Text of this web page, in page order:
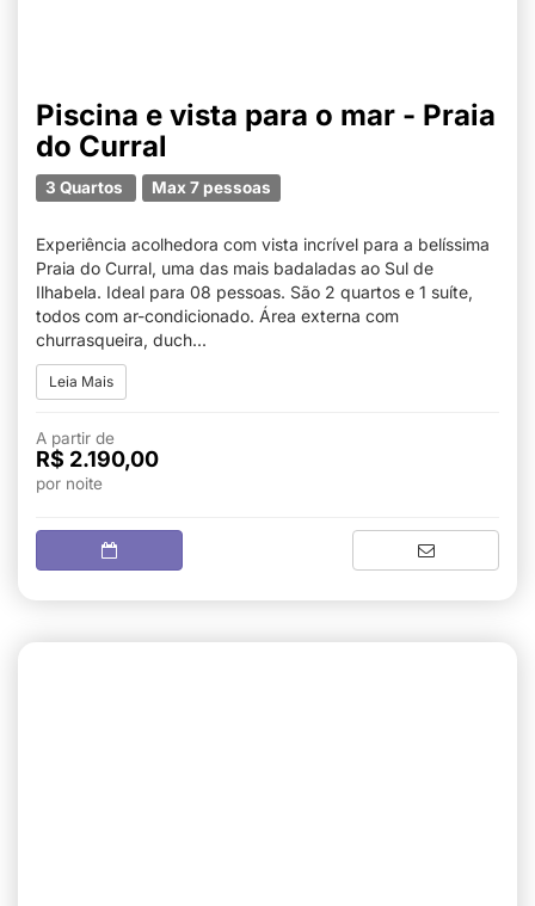
Piscina e vista para o mar - Praia
do Curral
3 Quartos Max 7 pessoas
Experiência acolhedora com vista incrível para a belíssima
Praia do Curral, uma das mais badaladas ao Sul de
Ilhabela. Ideal para 08 pessoas. São 2 quartos e 1 suíte,
todos com ar-condicionado. Área externa com
churrasqueira, duch...
Leia Mais
A partir de
R$ 2.190,00
por noite